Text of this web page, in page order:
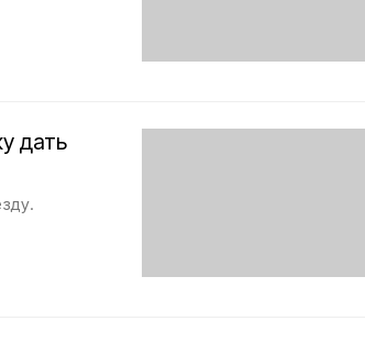
дать